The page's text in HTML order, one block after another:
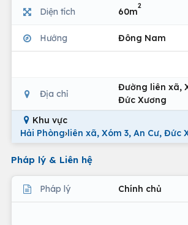
Diện tích 60m
2
Hướng Đông Nam
Địa chỉ
Đường liên xã,
Đức Xương
Khu vực
Hải Phòng›liên xã, Xóm 3, An Cư, Đức
Pháp lý & Liên hệ
Pháp lý Chính chủ